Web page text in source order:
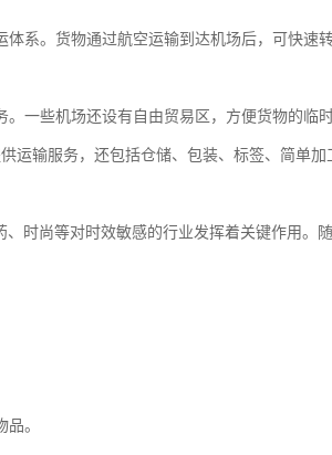
系。货物通过航空运输到达机场后，可快速
一些机场还设有自由贸易区，方便货物的临时
运输服务，还包括仓储、包装、标签、简单
时尚等对时效敏感的行业发挥着关键作用。
。